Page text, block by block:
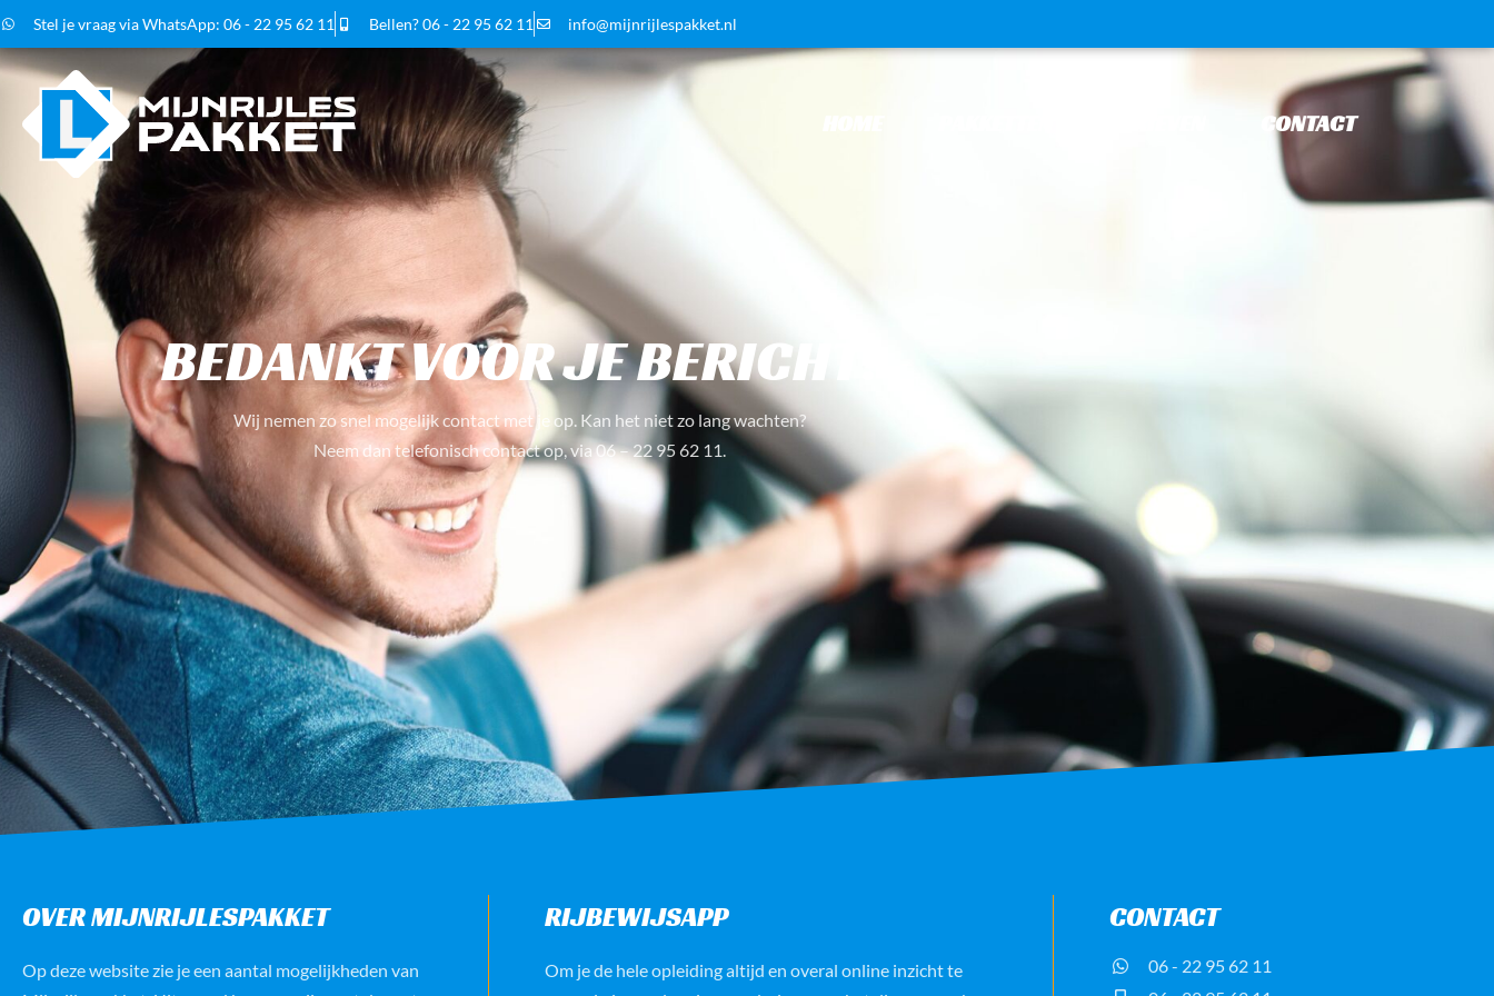
Stel je vraag via WhatsApp: 06 - 22 95 62 11 Bellen? 06 - 22 95 62 11 info@mijnrijlespakket.nl
CONTACT
INSCHRIJVEN – BEDANKT
BEDANKT VOOR JE BERICHT!
Wij nemen zo snel mogelijk contact met je op. Kan het niet zo lang wachten?
Neem dan telefonisch contact op, via06 – 22 95 62 11
OVER MIJNRIJLESPAKKET
Op deze website zie je een aantal mogelijkheden van
RIJBEWIJSAPP
Om je de hele opleiding altijd en overal online inzicht te
CONTACT
06 - 22 95 62 11